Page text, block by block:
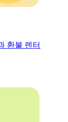
환불 렌터